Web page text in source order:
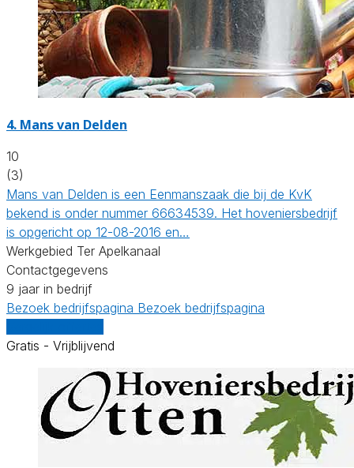
4. Mans van Delden
10
(3)
Mans van Delden is een Eenmanszaak die bij de KvK
bekend is onder nummer 66634539. Het hoveniersbedrijf
is opgericht op 12-08-2016 en…
Werkgebied Ter Apelkanaal
Contactgegevens
9 jaar in bedrijf
Bezoek bedrijfspagina Bezoek bedrijfspagina
Gratis - Vrijblijvend